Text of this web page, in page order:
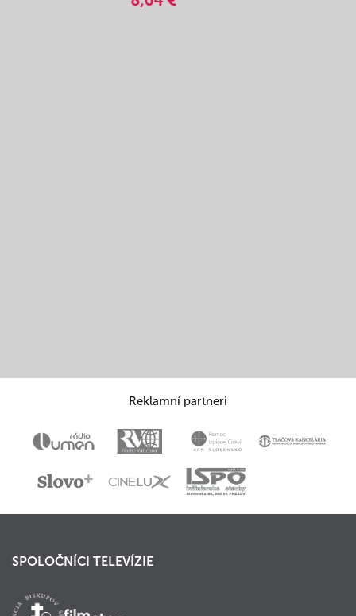
Reklamní partneri
SPOLOČNÍCI TELEVÍZIE